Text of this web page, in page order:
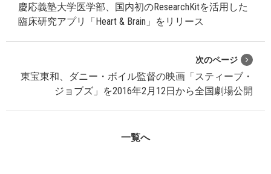
慶応義塾大学医学部、国内初のResearchKitを活用した
臨床研究アプリ「Heart & Brain」をリリース
次のページ
東宝東和、ダニー・ボイル監督の映画「スティーブ・
ジョブズ」を2016年2月12日から全国劇場公開
一覧へ